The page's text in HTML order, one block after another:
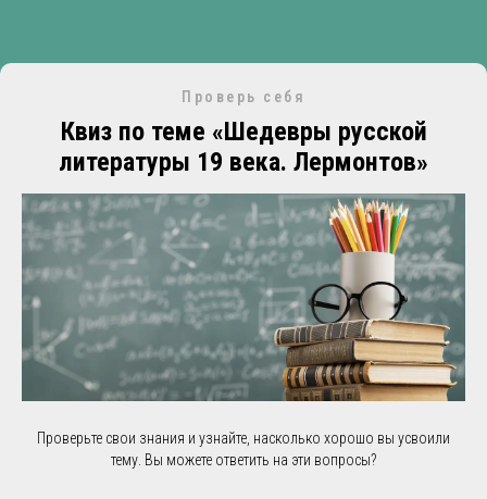
Проверь себя
Квиз по теме «Шедевры русской
литературы 19 века. Лермонтов»
Проверьте свои знания и узнайте, насколько хорошо вы усвоили
тему. Вы можете ответить на эти вопросы?